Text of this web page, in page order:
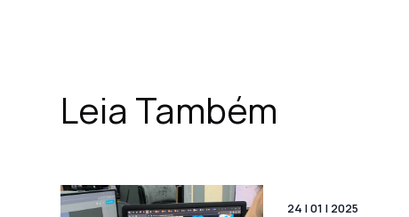
Leia Também
24 | 01 | 2025